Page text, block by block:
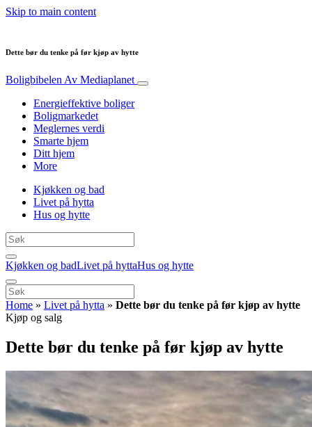
Skip to main content
Dette bør du tenke på før kjøp av hytte
Boligbibelen Av Mediaplanet
Energieffektive boliger
Boligmarkedet
Meglernes verdi
Smarte hjem
Ditt hjem
More
Kjøkken og bad
Livet på hytta
Hus og hytte
Kjøkken og badLivet på hyttaHus og hytte
Home » Livet på hytta » Dette bør du tenke på før kjøp av hytte
Kjøp og salg
Dette bør du tenke på før kjøp av hytte